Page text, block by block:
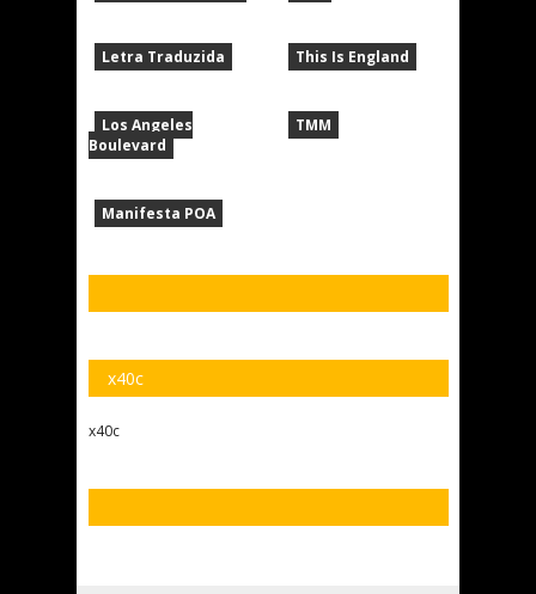
Letra Traduzida
Los Angeles
Boulevard
Manifesta POA
This Is England
TMM
x40c
x40c